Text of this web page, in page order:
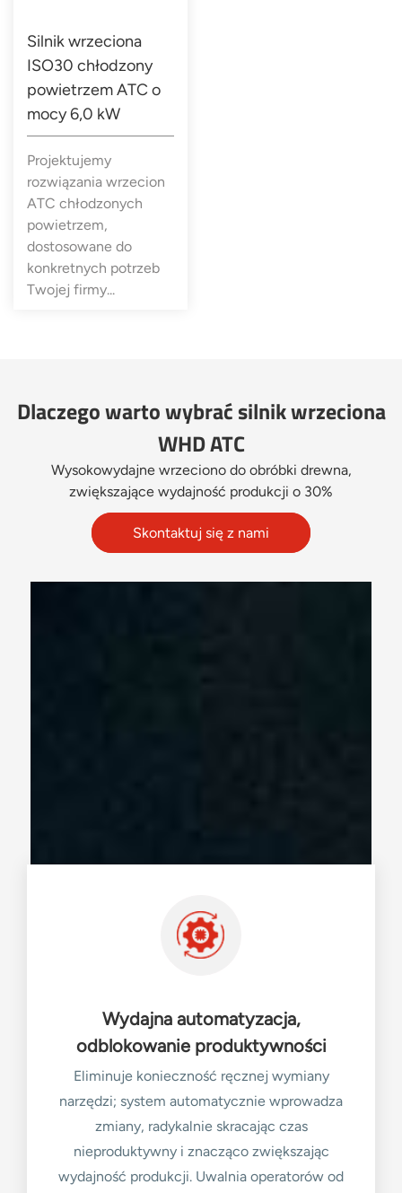
Silnik wrzeciona
ISO30 chłodzony
powietrzem ATC o
mocy 6,0 kW
Projektujemy
rozwiązania wrzecion
ATC chłodzonych
powietrzem,
dostosowane do
konkretnych potrzeb
Twojej firmy...
Dlaczego warto wybrać silnik wrzeciona
WHD ATC
Wysokowydajne wrzeciono do obróbki drewna,
zwiększające wydajność produkcji o 30%
Skontaktuj się z nami
Wydajna automatyzacja,
odblokowanie produktywności
Eliminuje konieczność ręcznej wymiany
narzędzi; system automatycznie wprowadza
zmiany, radykalnie skracając czas
nieproduktywny i znacząco zwiększając
wydajność produkcji. Uwalnia operatorów od